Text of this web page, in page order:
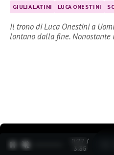
GIULIA LATINI LUCA ONESTINI
Il trono di Luca Onestini a
lontano dalla fine.
0:27 /
3:35